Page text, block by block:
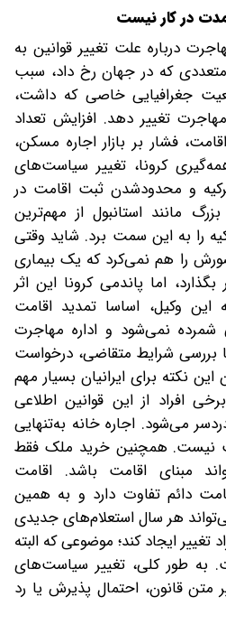
در کار نیست
درباره علت تغییر قوانین به
که در جهان رخ داد، سبب
جغرافیایی خاصی که داشت،
تغییر دهد. افزایش تعداد
فشار بر بازار اجاره مسکن،
کرونا، تغییر سیاست‌های
و محدودشدن ثبت اقامت در
مانند استانبول از مهم‌ترین
را به این سمت برد. شاید وقتی
را هم نمی‌کرد که یک بیماری
اما پاندمی کرونا این اثر
وکیل، اساسا تمدید اقامت
نمی‌شود و اداره مهاجرت
با بررسی شرایط متقاضی، درخواست
این نکته برای ایرانیان بسیار مهم
افراد از این قوانین اطلاعی
می‌شود. اجاره خانه به‌تنهایی
نیست. همچنین خرید ملک فقط
مبنای اقامت باشد. اقامت
دائم تفاوت دارد و به همین
هر سال استعلام‌های جدیدی
تغییر ایجاد کند؛ موضوعی که البته
به طور کلی، تغییر سیاست‌های
متن قانون، احتمال پذیرش یا رد